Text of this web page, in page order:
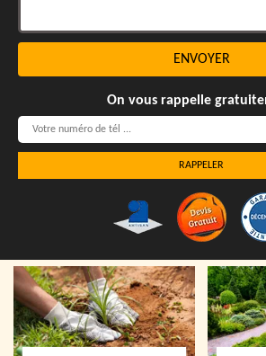
On vous rappelle